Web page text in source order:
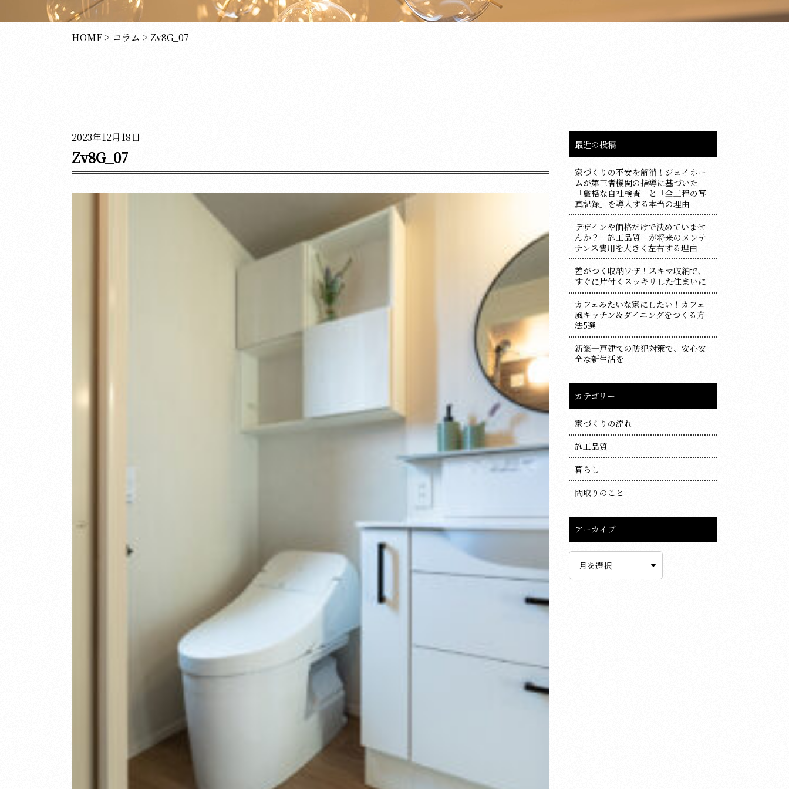
HOME > コラム > Zv8G_07
2023年12月18日
Zv8G_07
最近の投稿
家づくりの不安を解消！ジェイホー
ムが第三者機関の指導に基づいた
「厳格な自社検査」と「全工程の写
真記録」を導入する本当の理由
デザインや価格だけで決めていませ
んか？「施工品質」が将来のメンテ
ナンス費用を大きく左右する理由
差がつく収納ワザ！スキマ収納で、
すぐに片付くスッキリした住まいに
カフェみたいな家にしたい！カフェ
風キッチン＆ダイニングをつくる方
法5選
新築一戸建ての防犯対策で、安心安
全な新生活を
カテゴリー
家づくりの流れ
施工品質
暮らし
間取りのこと
アーカイブ
イ